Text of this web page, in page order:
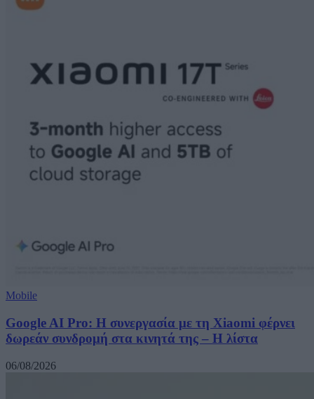
Mobile
Google AI Pro: Η συνεργασία με τη Xiaomi φέρνει
δωρεάν συνδρομή στα κινητά της – Η λίστα
06/08/2026